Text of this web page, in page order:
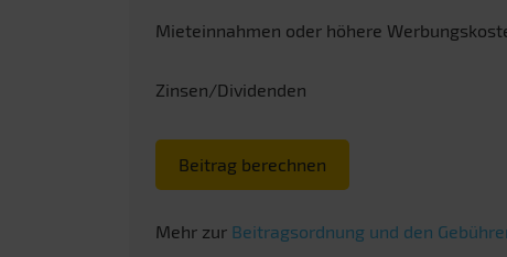
Mieteinnahmen oder höhere
Zinsen/Dividenden
Beitrag berechnen
Mehr zur Beitragsordnung und den